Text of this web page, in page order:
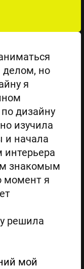
делом, но
я
дизайну
изучила
и начала
знакомым
момент я
решила
мой